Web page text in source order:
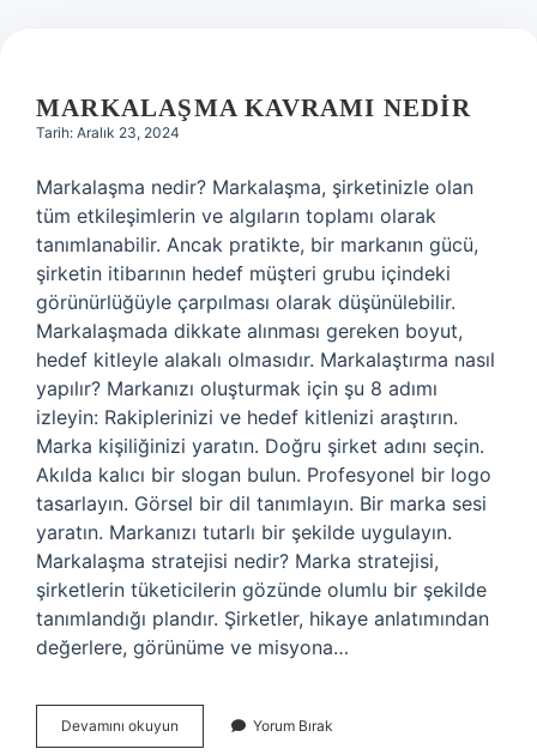
MARKALAŞMA KAVRAMI NEDIR
Tarih: Aralık 23, 2024
Markalaşma nedir? Markalaşma, şirketinizle olan
tüm etkileşimlerin ve algıların toplamı olarak
tanımlanabilir. Ancak pratikte, bir markanın gücü,
şirketin itibarının hedef müşteri grubu içindeki
görünürlüğüyle çarpılması olarak düşünülebilir.
Markalaşmada dikkate alınması gereken boyut,
hedef kitleyle alakalı olmasıdır. Markalaştırma nasıl
yapılır? Markanızı oluşturmak için şu 8 adımı
izleyin: Rakiplerinizi ve hedef kitlenizi araştırın.
Marka kişiliğinizi yaratın. Doğru şirket adını seçin.
Akılda kalıcı bir slogan bulun. Profesyonel bir logo
tasarlayın. Görsel bir dil tanımlayın. Bir marka sesi
yaratın. Markanızı tutarlı bir şekilde uygulayın.
Markalaşma stratejisi nedir? Marka stratejisi,
şirketlerin tüketicilerin gözünde olumlu bir şekilde
tanımlandığı plandır. Şirketler, hikaye anlatımından
değerlere, görünüme ve misyona…
Devamını okuyun Markalaşma
Kavramı
Yorum Bırak